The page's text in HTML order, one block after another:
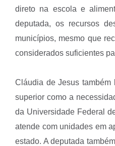
direto na escola e
deputada, os recursos
municípios, mesmo que
considerados suficientes
Cláudia de Jesus também
superior como a
da Universidade Federal
atende com unidades em
estado. A deputada